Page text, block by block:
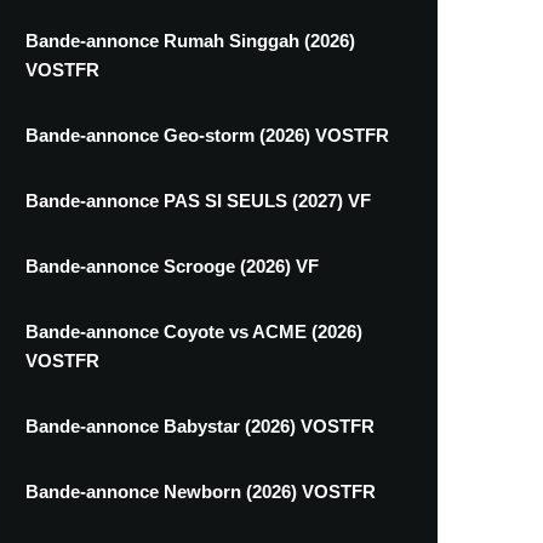
Bande-annonce Rumah Singgah (2026)
VOSTFR
Bande-annonce Geo-storm (2026) VOSTFR
Bande-annonce PAS SI SEULS (2027) VF
Bande-annonce Scrooge (2026) VF
Bande-annonce Coyote vs ACME (2026)
VOSTFR
Bande-annonce Babystar (2026) VOSTFR
Bande-annonce Newborn (2026) VOSTFR